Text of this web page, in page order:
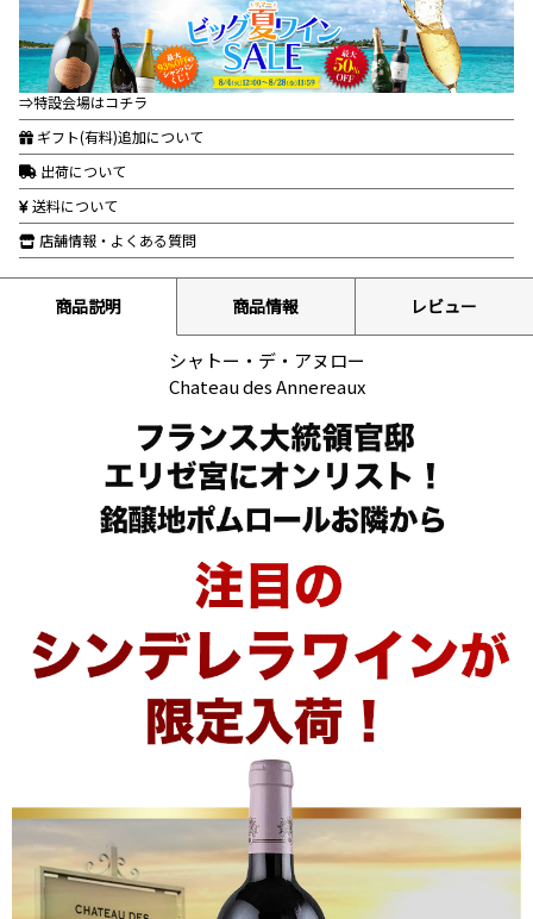
⇒特設会場はコチラ
ギフト(有料)追加について
出荷について
送料について
店舗情報・よくある質問
商品説明 商品情報 レビュー
シャトー・デ・アヌロー
Chateau des Annereaux